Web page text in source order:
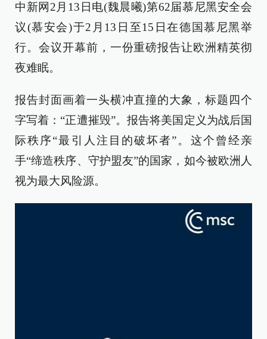
中新网2月13日电(魏晨曦)第62届慕尼黑安全会
议(慕安会)于2月13日至15日在德国慕尼黑举
行。会议开幕前，一份重磅报告让欧洲精英彻
夜难眠。
报告封面画着一头横冲直撞的大象，标题四个
字写着：“正遭摧毁”。报告将美国定义为战后国
际秩序“最引人注目的破坏者”。这个曾经亲
手“缔造秩序、守护盟友”的国家，如今被欧洲人
视为最大风险源。